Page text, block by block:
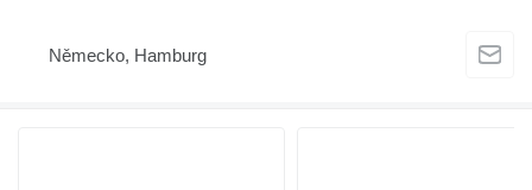
Německo, Hamburg